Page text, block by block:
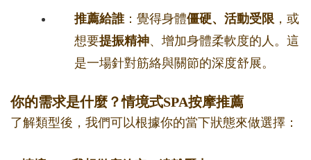
推薦給誰：覺得身體僵硬、活動受限 ，或
想要提振精神、增加身體柔軟度的人。這
是一場針對筋絡與關節的深度舒展。
你的需求是什麼？情境式SPA按摩推薦
了解類型後，我們可以根據你的當下狀態來做選擇：